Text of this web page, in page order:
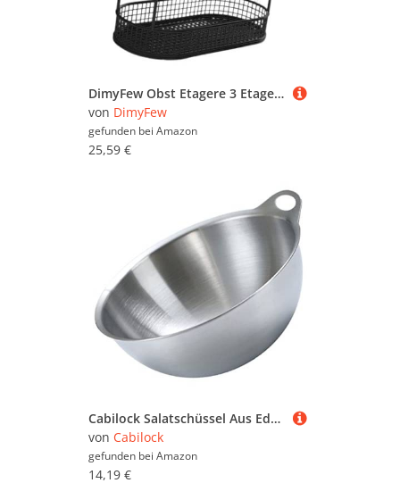
DimyFew Obst Etagere 3 Etagen Obstkorb für Küchenarbeitsplatte, Metall Obstschale Etagere Brotkorb mit 3 Ebenen, Obstständer Halter Obstregal mit Servierplatte für Buffets, Snacks, Gemüse, stil a
von DimyFew
gefunden bei Amazon
25,59 €
Cabilock Salatschüssel Aus Edelstahl Schalen Aus Keramik Dekorative Schale Servierschale Klare Dessertbecher Edelstahlschüsseln Obstteller Obstschale Eistüten Korb Silver Rostfreier Stahl
von Cabilock
gefunden bei Amazon
14,19 €